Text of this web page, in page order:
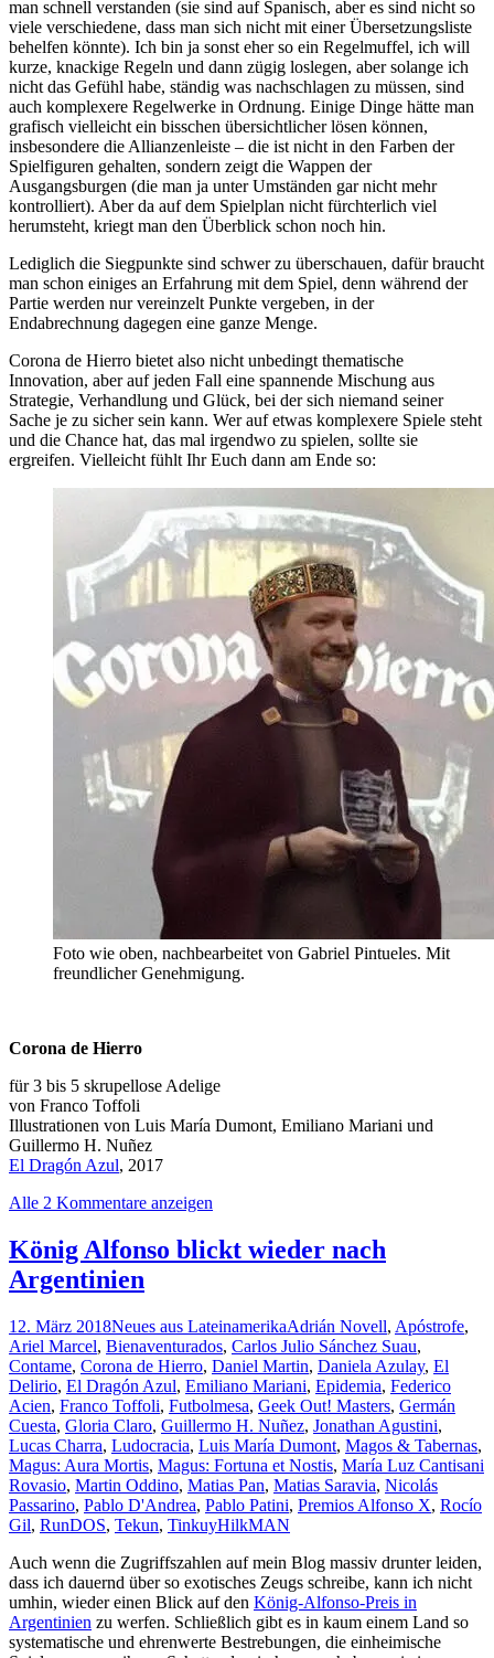
man schnell verstanden (sie sind auf Spanisch, aber es sind nicht so
viele verschiedene, dass man sich nicht mit einer Übersetzungsliste
behelfen könnte). Ich bin ja sonst eher so ein Regelmuffel, ich will
kurze, knackige Regeln und dann zügig loslegen, aber solange ich
nicht das Gefühl habe, ständig was nachschlagen zu müssen, sind
auch komplexere Regelwerke in Ordnung. Einige Dinge hätte man
grafisch vielleicht ein bisschen übersichtlicher lösen können,
insbesondere die Allianzenleiste – die ist nicht in den Farben der
Spielfiguren gehalten, sondern zeigt die Wappen der
Ausgangsburgen (die man ja unter Umständen gar nicht mehr
kontrolliert). Aber da auf dem Spielplan nicht fürchterlich viel
herumsteht, kriegt man den Überblick schon noch hin.
Lediglich die Siegpunkte sind schwer zu überschauen, dafür braucht
man schon einiges an Erfahrung mit dem Spiel, denn während der
Partie werden nur vereinzelt Punkte vergeben, in der
Endabrechnung dagegen eine ganze Menge.
Corona de Hierro bietet also nicht unbedingt thematische
Innovation, aber auf jeden Fall eine spannende Mischung aus
Strategie, Verhandlung und Glück, bei der sich niemand seiner
Sache je zu sicher sein kann. Wer auf etwas komplexere Spiele steht
und die Chance hat, das mal irgendwo zu spielen, sollte sie
ergreifen. Vielleicht fühlt Ihr Euch dann am Ende so:
Foto wie oben, nachbearbeitet von Gabriel Pintueles. Mit
freundlicher Genehmigung.
Corona de Hierro
für 3 bis 5 skrupellose Adelige
von Franco Toffoli
Illustrationen von Luis María Dumont, Emiliano Mariani und
Guillermo H. Nuñez
El Dragón Azul, 2017
Alle 2 Kommentare anzeigen
König Alfonso blickt wieder nach
Argentinien
12. März 2018Neues aus LateinamerikaAdrián Novell, Apóstrofe,
Ariel Marcel, Bienaventurados, Carlos Julio Sánchez Suau,
Contame, Corona de Hierro, Daniel Martin, Daniela Azulay, El
Delirio, El Dragón Azul, Emiliano Mariani, Epidemia, Federico
Acien, Franco Toffoli, Futbolmesa, Geek Out! Masters, Germán
Cuesta, Gloria Claro, Guillermo H. Nuñez, Jonathan Agustini,
Lucas Charra, Ludocracia, Luis María Dumont, Magos & Tabernas,
Magus: Aura Mortis, Magus: Fortuna et Nostis, María Luz Cantisani
Rovasio, Martin Oddino, Matias Pan, Matias Saravia, Nicolás
Passarino, Pablo D'Andrea, Pablo Patini, Premios Alfonso X, Rocío
Gil, RunDOS, Tekun, TinkuyHilkMAN
Auch wenn die Zugriffszahlen auf mein Blog massiv drunter leiden,
dass ich dauernd über so exotisches Zeugs schreibe, kann ich nicht
umhin, wieder einen Blick auf den König-Alfonso-Preis in
Argentinien zu werfen. Schließlich gibt es in kaum einem Land so
systematische und ehrenwerte Bestrebungen, die einheimische